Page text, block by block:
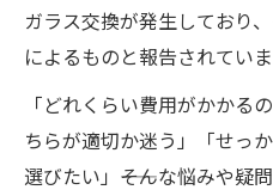
ガラス交換が発生しており
によるものと報告されていま
「どれくらい費用がかかる
ちらが適切か迷う」「せっ
選びたい」――そんな悩みや